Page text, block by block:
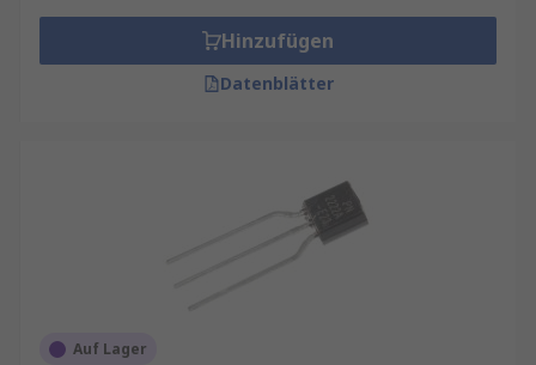
Hinzufügen
Datenblätter
Auf Lager